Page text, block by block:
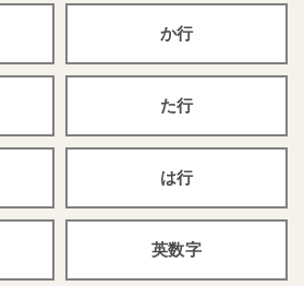
か行
た行
は行
英数字